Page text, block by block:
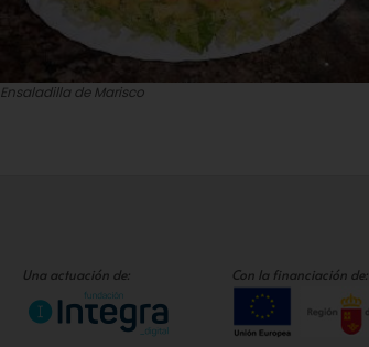
Ensaladilla de Marisco
Una actuación de: Con la financiación de: